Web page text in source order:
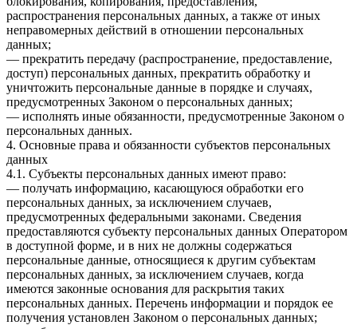
распространения персональных данных, а также от иных
неправомерных действий в отношении персональных
данных;
— прекратить передачу (распространение, предоставление,
доступ) персональных данных, прекратить обработку и
уничтожить персональные данные в порядке и случаях,
предусмотренных Законом о персональных данных;
— исполнять иные обязанности, предусмотренные Законом о
персональных данных.
4. Основные права и обязанности субъектов персональных
данных
4.1. Субъекты персональных данных имеют право:
— получать информацию, касающуюся обработки его
персональных данных, за исключением случаев,
предусмотренных федеральными законами. Сведения
предоставляются субъекту персональных данных Оператором
в доступной форме, и в них не должны содержаться
персональные данные, относящиеся к другим субъектам
персональных данных, за исключением случаев, когда
имеются законные основания для раскрытия таких
персональных данных. Перечень информации и порядок ее
получения установлен Законом о персональных данных;